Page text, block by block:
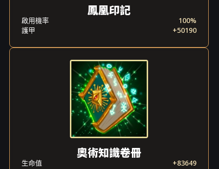
鳳凰印記
啟用機率
100%
護甲
+50190
奧術知識卷冊
生命值
+83649